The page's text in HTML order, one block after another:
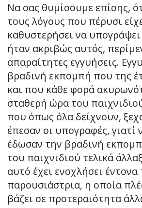
Να σας θυμίσουμε επίσης,
τους λόγους που πέρυσι
καθυστερήσει να
ήταν ακριβώς αυτός,
απαραίτητες εγγυήσεις.
βραδινή εκπομπή που της
και που κάθε φορά
σταθερή ώρα του
που όπως όλα δείχνουν,
έπεσαν οι υπογραφές, γιατί
έδωσαν την βραδινή
του παιχνιδιού τελικά
αυτό έχει ενοχλήσει έντονα
παρουσιάστρια, η οποία
βάζει σε προτεραιότητα